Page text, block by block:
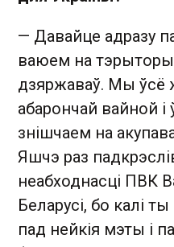
— Давайце адразу
ваюем на
дзяржаваў. Мы ўсё
абарончай вайной і
знішчаем на
Яшчэ раз
неабходнасці ПВК
Беларусі, бо калі
пад нейкія мэты і